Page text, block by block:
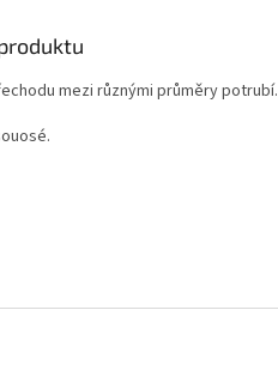
mezi různými průměry potrubí.